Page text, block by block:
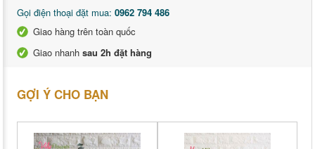
Gọi điện thoại đặt mua: 0962 794 486
Giao hàng trên toàn quốc
Giao nhanh sau 2h đặt hàng
GỢI Ý CHO BẠN